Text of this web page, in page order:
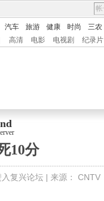
汽车 旅游 健康 时尚 三农
高清 电影 电视剧 纪录片
10分
入复兴论坛 | 来源： CNTV